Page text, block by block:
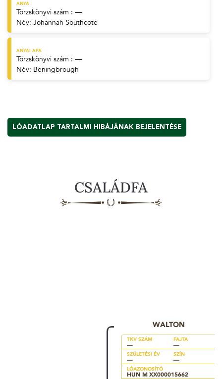
ANYA
Törzskönyvi szám : —
Név: Johannah Southcote
ANYAI APA
Törzskönyvi szám : —
Név: Beningbrough
LÓADATLAP TARTALMI HIBÁJÁNAK BEJELENTÉSE
CSALÁDFA
WALTON
TKV SZÁM
—
FAJTA
—
SZÜLETÉSI ÉV
—
SZÍN
—
LÓAZONOSÍTÓ
HUN M XX000015662